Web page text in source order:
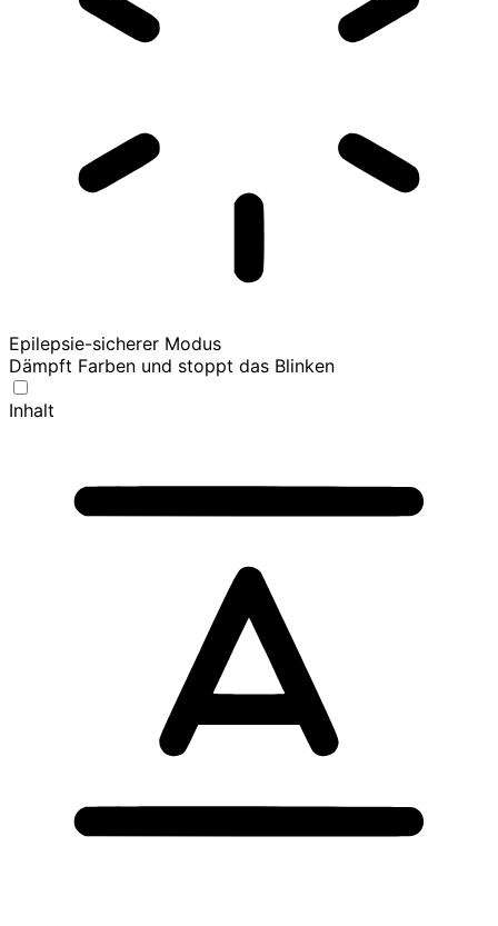
Epilepsie-sicherer Modus
Dämpft Farben und stoppt das Blinken
Inhalt